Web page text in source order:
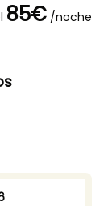
85€ /noche